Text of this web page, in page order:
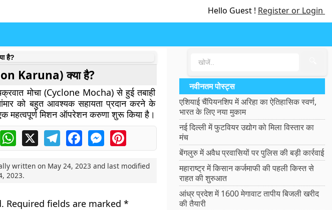
Hello Guest ! Register or Login
है?
Karuna) क्या है?
मोचा (Cyclone Mocha) से हुई तबाही
को बहुत आवश्यक सहायता प्रदान करने के
महत्वपूर्ण मिशन ऑपरेशन करुणा शुरू किया है।
WhatsApp
X TelegramFacebookMessengerPinterest
written on May 24, 2023 and last modified
2023.
Required fields are marked *
नवीनतम पोस्ट्स
एशियाई चैंपियनशिप में अरिहा का ऐतिहासिक स्वर्ण,
भारत के लिए नया मुकाम
नई दिल्ली में फुटवियर उद्योग को मिला विस्तार का
मंच
बेंगलुरु में अवैध प्रवासियों पर पुलिस की बड़ी कार्रवाई
महाराष्ट्र में किसान कर्जमाफी की पहली किस्त से
राहत की शुरुआत
आंध्र प्रदेश में 1600 मेगावाट तापीय बिजली खरीद
की तैयारी